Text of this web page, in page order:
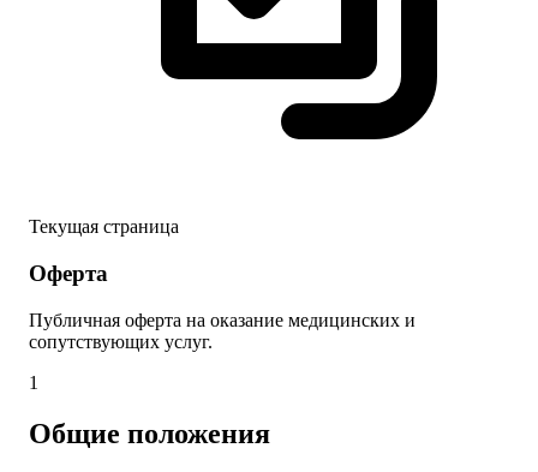
Текущая страница
Оферта
Публичная оферта на оказание медицинских и
сопутствующих услуг.
1
Общие положения